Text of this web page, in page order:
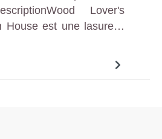
Lover's
House est une lasure…